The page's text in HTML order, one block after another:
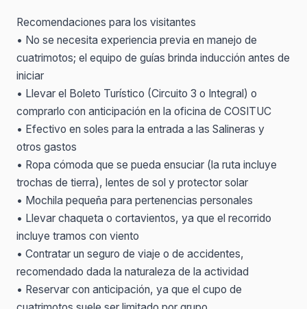
Recomendaciones para los visitantes
• No se necesita experiencia previa en manejo de
cuatrimotos; el equipo de guías brinda inducción antes de
iniciar
• Llevar el Boleto Turístico (Circuito 3 o Integral) o
comprarlo con anticipación en la oficina de COSITUC
• Efectivo en soles para la entrada a las Salineras y
otros gastos
• Ropa cómoda que se pueda ensuciar (la ruta incluye
trochas de tierra), lentes de sol y protector solar
• Mochila pequeña para pertenencias personales
• Llevar chaqueta o cortavientos, ya que el recorrido
incluye tramos con viento
• Contratar un seguro de viaje o de accidentes,
recomendado dada la naturaleza de la actividad
• Reservar con anticipación, ya que el cupo de